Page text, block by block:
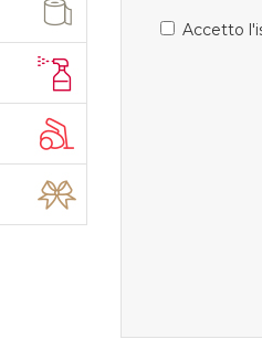
Accetto